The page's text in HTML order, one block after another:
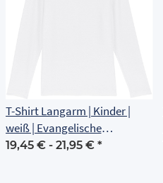
T-Shirt Langarm | Kinder |
weiß | Evangelische
Grundschule Erfurt
19,45 € - 21,95 € *